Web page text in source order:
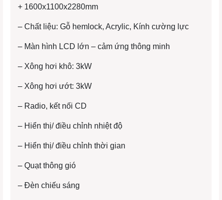
+ 1600x1100x2280mm
– Chất liệu: Gỗ hemlock, Acrylic, Kính cường lực
– Màn hình LCD lớn – cảm ứng thông minh
– Xông hơi khô: 3kW
– Xông hơi ướt: 3kW
– Radio, kết nối CD
– Hiển thị/ điều chỉnh nhiệt độ
– Hiển thị/ điều chỉnh thời gian
– Quạt thông gió
– Đèn chiếu sáng